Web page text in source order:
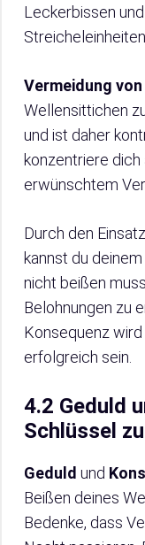
Leckerbissen
Vermeidung
Wellensittichen
und ist daher
konzentriere dich
erwünschtem
Durch den
kannst du
nicht beißen
Belohnungen zu
Konsequenz
erfolgreich sein.
4.2 Geduld
Schlüssel
Geduld und
Beißen deines
Bedenke, dass